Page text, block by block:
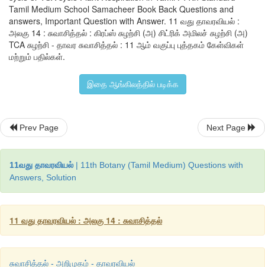
ஆ. இரட்டை நிகழ்வுத் தன்மை ( Amphibolic nature)
கிரப்ஸ் சுழற்சி என்பது ஒரு முதன்மையான சிதைவுச்
மூலப் பொருள்களைத் தருவதுடன் சேர்க்கை வழித்தடத்திற்கு
இருப்பதால் இந்நிகழ்வை இரட்டை நிகழ்வு
கார்போஹைட்ரேட்டுகளை மட்டும் ஆக்ஸிஜனேற்றம் செய்யாமல்
புரதம் ஆகியவற்றையும் ஆக்ஸிஜனேற்றம் அடையச் செய்யும்.
தளப்பொருளாக இருந்தால் முதலில் கிளிசரால் மற்றும்
உடைகிறது. இந்தக் கிளிசரால் DHAP யாகவும் மற்றும்
மாறுகிறது. இந்த அசிட்டைல் CoA கிரப்ஸ் சுழற்சியினுள்
சுவாசத் தளப்பொருளாக இருந்தால் புரோட்டியேஸ்
அமிலமாக உடைகிறது. இந்த அமினோ அமிலங்கள் அமினோ
அதன் அமைப்பைப் பொருத்து பைருவிக் அமிலம் (அ) அசிட்டைல்
கிரப்ஸ் சுழற்சியில் நுழைகிறது. இவ்வாறு சுவாசத்தின்
Tamil Medium School Samacheer Book Back Questions and
answers, Important Question with Answer. 11 வது தாவரவியல் :
அலகு 14 : சுவாசித்தல் : கிரப்ஸ் சுழற்சி (அ) சிட்ரிக் அமிலச் சுழற்சி (அ)
TCA சுழற்சி - தாவர சுவாசித்தல் : 11 ஆம் வகுப்பு புத்தகம் கேள்விகள்
மற்றும் பதில்கள்.
இதை ஆங்கிலத்தில் படிக்க
Prev Page Next Page
11வது தாவரவியல் | 11th Botany (Tamil Medium) Questions with
Answers, Solution
11 வது தாவரவியல் : அலகு 14 : சுவாசித்தல்
சுவாசித்தல் - அறிமுகம் - தாவரவியல்